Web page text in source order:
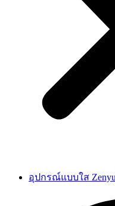
อุปกรณ์แบบใส